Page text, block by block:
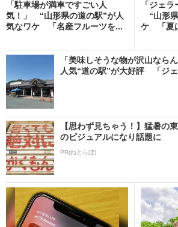
「駐車場が満車ですごい人
気！」 “山形県の道の駅”が人
気なワケ 「名産フルーツを...
「ジェ
“山形
ケ 「夏
「美味しそうな物が沢山な
人気“道の駅”が大好評 「ジ
【思わず見ちゃう！】猛暑の
のビジュアルになり話題に
PR(ねとらぼ)